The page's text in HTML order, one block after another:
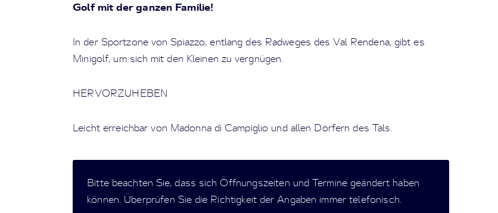
Golf mit der ganzen Familie!
In der Sportzone von Spiazzo, entlang des Radweges des Val Rendena, gibt es
Minigolf, um sich mit den Kleinen zu vergnügen.
HERVORZUHEBEN
Leicht erreichbar von Madonna di Campiglio und allen Dörfern des Tals.
Bitte beachten Sie, dass sich Öffnungszeiten und Termine geändert haben
können. Überprüfen Sie die Richtigkeit der Angaben immer telefonisch.